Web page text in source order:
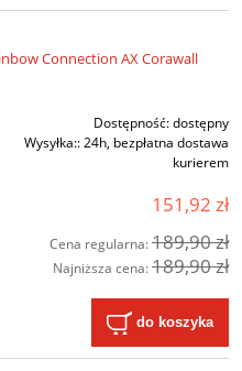
Connection AX Corawall
Dostępność:dostępny
Wysyłka::24h, bezpłatna dostawa
kurierem
151,92 zł
Cena regularna:189,90 zł
Najniższa cena:189,90 zł
do koszyka